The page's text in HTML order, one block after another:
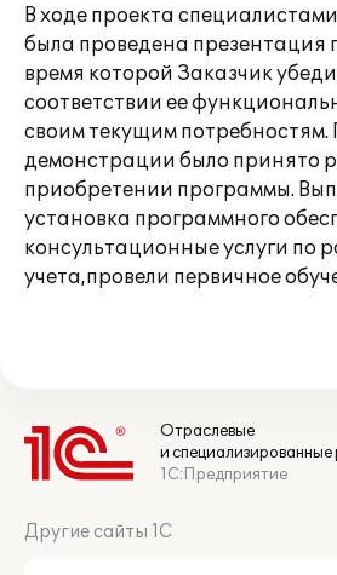
В ходе проекта
была проведена презентация
время которой Заказчик
соответствии ее
своим текущим потребностям.
демонстрации было принято
приобретении программы.
установка программного
консультационные услуги по
учета,провели первичное
Отраслевые
и
1С:Предприятие
Другие сайты 1С